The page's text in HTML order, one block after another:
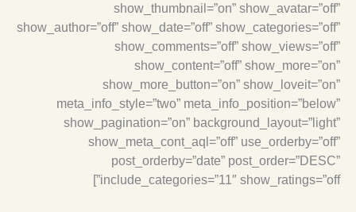
show_thumbnail=”on”
show_author=”off” show_date=”off”
show_comments=”off”
show_content=”off”
show_more_button=”on”
meta_info_style=”two”
show_pagination=”on”
show_meta_cont_aql=”off”
post_orderby=”date”
include_categories=”11″